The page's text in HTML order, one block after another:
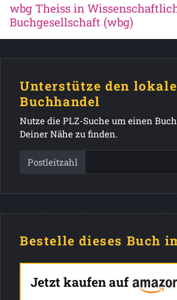
wbg Theiss in
Buchgesellschaft (wbg)
Unterstütze den
Buchhandel
Nutze die PLZ-Suche um einen
Deiner Nähe zu finden.
Postleitzahl
Bestelle dieses Buch
Jetzt kaufen auf